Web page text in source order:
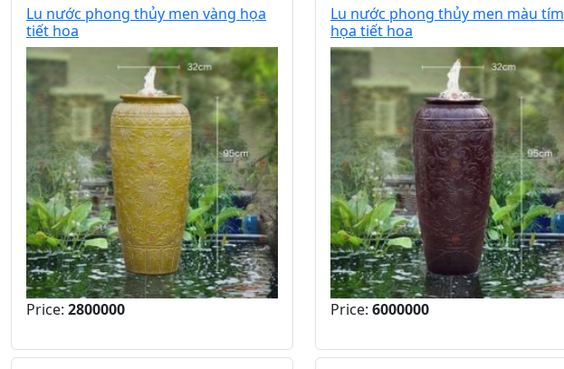
Lu nước phong thủy men vàng họa
tiết hoa
Price: 2800000
Lu nước phong thủy men màu tím
họa tiết hoa
Price: 6000000